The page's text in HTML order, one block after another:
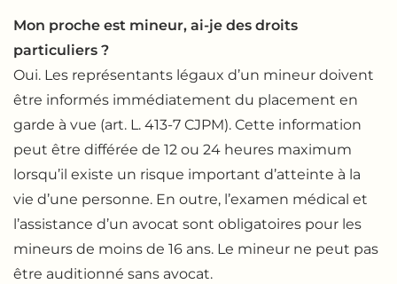
Mon proche est mineur, ai-je des droits
particuliers ?
Oui. Les représentants légaux d’un mineur doivent
être informés immédiatement du placement en
garde à vue (art. L. 413-7 CJPM). Cette information
peut être différée de 12 ou 24 heures maximum
lorsqu’il existe un risque important d’atteinte à la
vie d’une personne. En outre, l’examen médical et
l’assistance d’un avocat sont obligatoires pour les
mineurs de moins de 16 ans. Le mineur ne peut pas
être auditionné sans avocat.